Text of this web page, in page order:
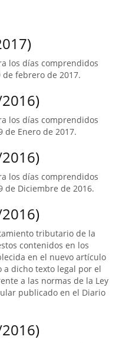
los días comprendidos
febrero de 2017.
los días comprendidos
de Enero de 2017.
los días comprendidos
de Diciembre de 2016.
tributario de la
contenidos en los
en el nuevo artículo
a dicho texto legal por el
a las normas de la Ley
publicado en el Diario